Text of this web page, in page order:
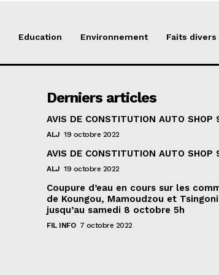
Education Environnement Faits divers
Derniers articles
AVIS DE CONSTITUTION AUTO SHOP
ALJ 19 octobre 2022
AVIS DE CONSTITUTION AUTO SHOP
ALJ 19 octobre 2022
Coupure d’eau en cours sur les
de Koungou, Mamoudzou et Tsingoni
jusqu’au samedi 8 octobre 5h
FIL INFO 7 octobre 2022